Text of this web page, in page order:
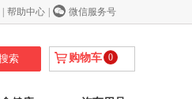
帮助中心 微信服务号
购物车 0